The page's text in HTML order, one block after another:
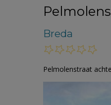
Breda
Pelmolenstraat